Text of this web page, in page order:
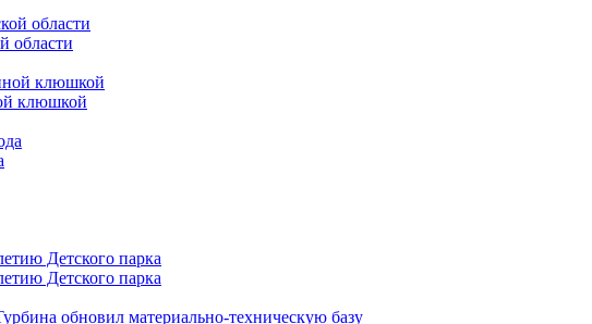
области
клюшкой
Детского парка